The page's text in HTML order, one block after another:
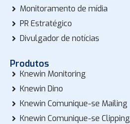
Monitoramento de mídia
PR Estratégico
Divulgador de notícias
Produtos
Knewin Monitoring
Knewin Dino
Knewin Comunique-se Mailing
Knewin Comunique-se Clipping